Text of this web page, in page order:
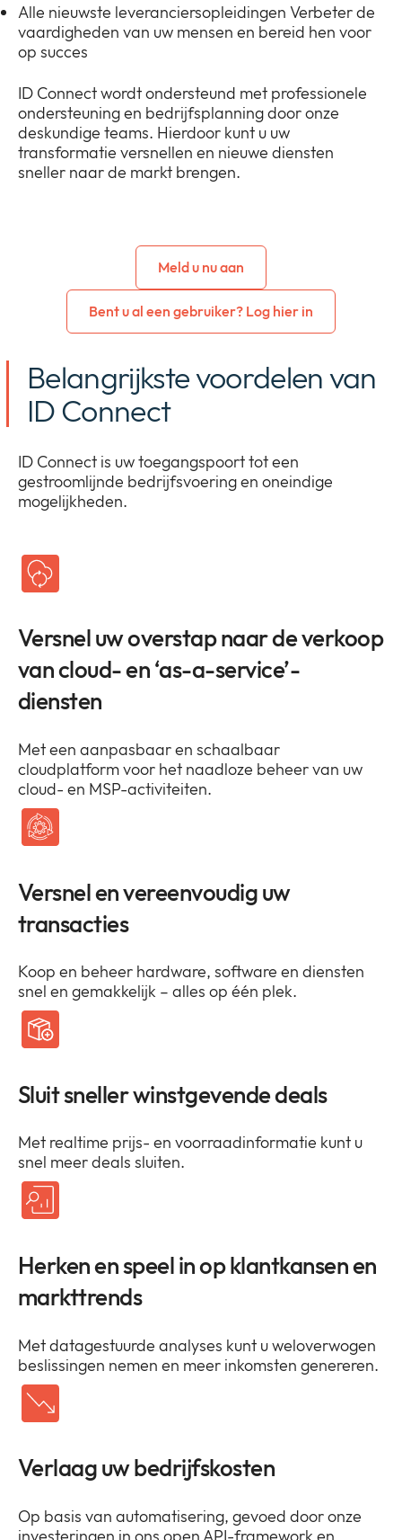
Alle nieuwste leveranciersopleidingen Verbeter de
vaardigheden van uw mensen en bereid hen voor
op succes
ID Connect wordt ondersteund met professionele
ondersteuning en bedrijfsplanning door onze
deskundige teams. Hierdoor kunt u uw
transformatie versnellen en nieuwe diensten
sneller naar de markt brengen.
Meld u nu aan
Bent u al een gebruiker? Log hier in
Belangrijkste voordelen van
ID Connect
ID Connect is uw toegangspoort tot een
gestroomlijnde bedrijfsvoering en oneindige
mogelijkheden.
Versnel uw overstap naar de verkoop
van cloud- en ‘as-a-service’-
diensten
Met een aanpasbaar en schaalbaar
cloudplatform voor het naadloze beheer van uw
cloud- en MSP-activiteiten.
Versnel en vereenvoudig uw
transacties
Koop en beheer hardware, software en diensten
snel en gemakkelijk – alles op één plek.
Sluit sneller winstgevende deals
Met realtime prijs- en voorraadinformatie kunt u
snel meer deals sluiten.
Herken en speel in op klantkansen en
markttrends
Met datagestuurde analyses kunt u weloverwogen
beslissingen nemen en meer inkomsten genereren.
Verlaag uw bedrijfskosten
Op basis van automatisering, gevoed door onze
investeringen in ons open API-framework en